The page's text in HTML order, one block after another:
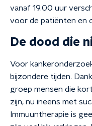
vanaf 19.00 uur
voor de patiënten en
De dood die
Voor
bijzondere tijden.
groep mensen die
zijn, nu ineens met
Immuuntherapie is